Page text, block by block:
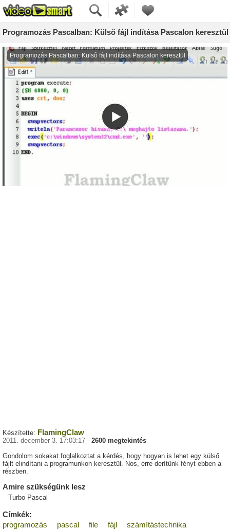
Programozás Pascalban: Külső fájl indítása Pascalon keresztül
Készítette: FlamingClaw
2011. december 3. 17:03:17 - 2600 megtekintés
Gondolom sokakat foglalkoztat a kérdés, hogy hogyan is lehet egy külső
fájlt elindítani a programunkon keresztül. Nos, erre derítünk fényt ebben a
részben.
Amire szükségünk lesz
Turbo Pascal
Címkék:
programozás
pascal file fájl
számítástechnika